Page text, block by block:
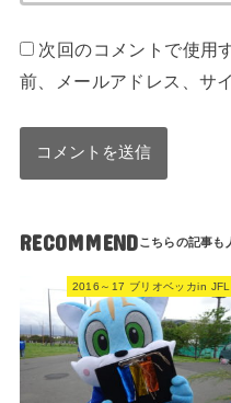
次回のコメントで使用
前、メールアドレス、サ
RECOMMEND
2016～17 ブリオベッカin JFL